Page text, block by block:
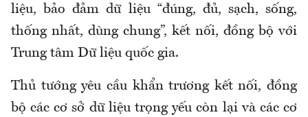
liệu, bảo đảm dữ liệu “đúng, đủ, sạch, sống,
thống nhất, dùng chung”, kết nối, đồng bộ với
Trung tâm Dữ liệu quốc gia.
Thủ tướng yêu cầu khẩn trương kết nối, đồng
bộ các cơ sở dữ liệu trọng yếu còn lại và các cơ